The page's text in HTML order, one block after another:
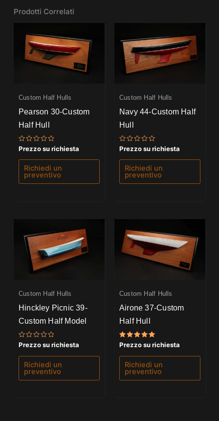
Prodotti Correlati
Custom Half Hulls
Pearson 30-Custom
Half Hull
Valutato
0
su
Prezzo su richiesta
Richiedi un
preventivo
Custom Half Hulls
Navy 44-Custom Half
Hull
Valutato
0
su
Prezzo su richiesta
Richiedi un
preventivo
Custom Half Hulls
Hinckley Picnic 39-
Custom Half Model
Valutato
0
su
Prezzo su richiesta
Richiedi un
preventivo
Custom Half Hulls
Airone 37-Custom
Half Hull
Valutato
5.00
su 5
Prezzo su richiesta
Richiedi un
preventivo